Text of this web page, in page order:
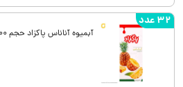
آبمیوه آناناس پاکزاد حجم 200 میلی لیتری
32 عدد